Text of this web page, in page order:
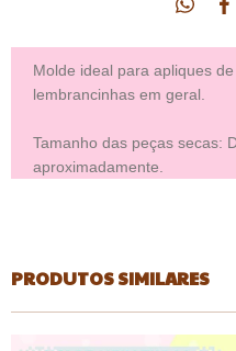
Molde ideal para apliques
lembrancinhas em geral.
Tamanho das peças secas:
aproximadamente.
PRODUTOS SIMILARES